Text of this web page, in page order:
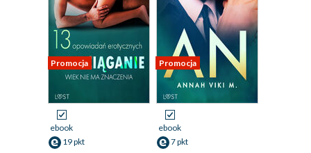
Promocja
ebook
19 pkt
Promocja
ebook
7 pkt